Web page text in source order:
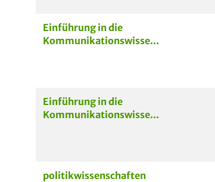
Einführung in die
Kommunikationswisse...
Einführung in die
Kommunikationswisse...
politikwissenschaften